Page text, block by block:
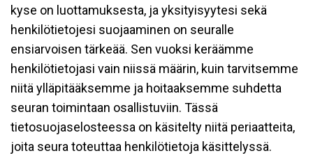
kyse on luottamuksesta, ja yksityisyytesi sekä
henkilötietojesi suojaaminen on seuralle
ensiarvoisen tärkeää. Sen vuoksi keräämme
henkilötietojasi vain niissä määrin, kuin tarvitsemme
niitä ylläpitääksemme ja hoitaaksemme suhdetta
seuran toimintaan osallistuviin. Tässä
tietosuojaselosteessa on käsitelty niitä periaatteita,
joita seura toteuttaa henkilötietoja käsittelyssä.